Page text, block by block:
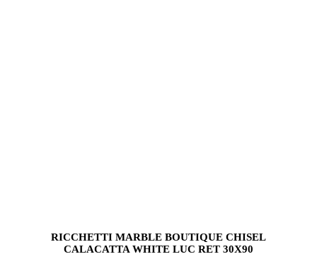
RICCHETTI MARBLE BOUTIQUE CHISEL
CALACATTA WHITE LUC RET 30X90